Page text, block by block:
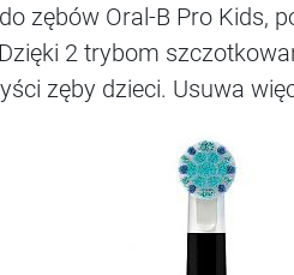
zębów Oral-B Pro Kids,
2 trybom
zęby dzieci. Usuwa